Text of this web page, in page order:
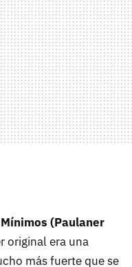
(Paulaner
original era una
más fuerte que se